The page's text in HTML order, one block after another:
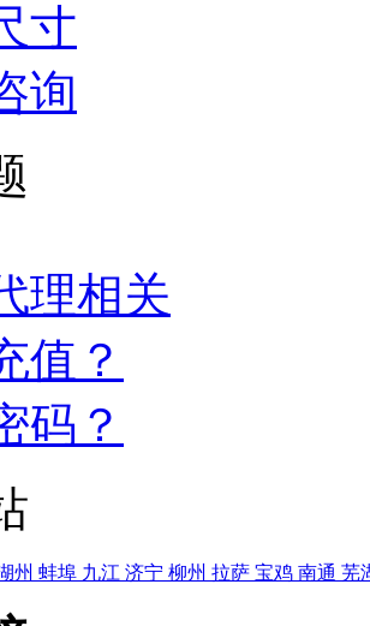
寸
询
理相关
值？
码？
州 蚌埠 九江 济宁 柳州 拉萨 宝鸡 南通 芜